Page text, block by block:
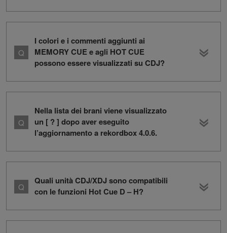
I colori e i commenti aggiunti ai
MEMORY CUE e agli HOT CUE
possono essere visualizzati su CDJ?
Nella lista dei brani viene visualizzato
un [ ? ] dopo aver eseguito
l’aggiornamento a rekordbox 4.0.6.
Quali unità CDJ/XDJ sono compatibili
con le funzioni Hot Cue D – H?